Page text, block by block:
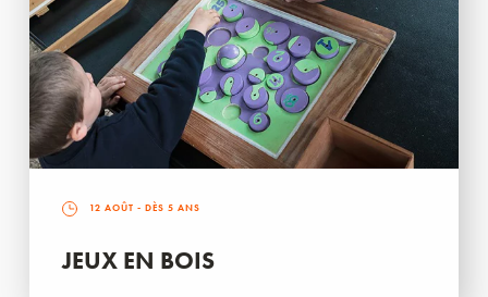
12 AOÛT - DÈS 5 ANS
JEUX EN BOIS